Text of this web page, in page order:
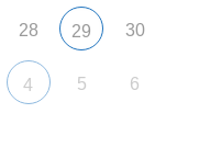
28 29 30
4 5 6